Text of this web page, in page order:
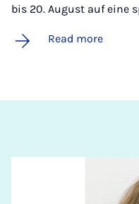
bis 20. August auf eine
Read more